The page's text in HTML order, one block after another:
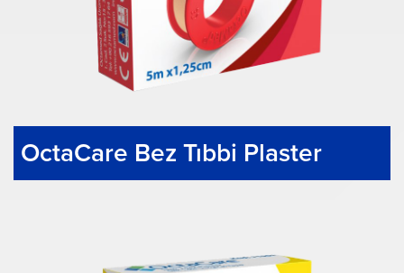
OctaCare Bez Tıbbi Plaster